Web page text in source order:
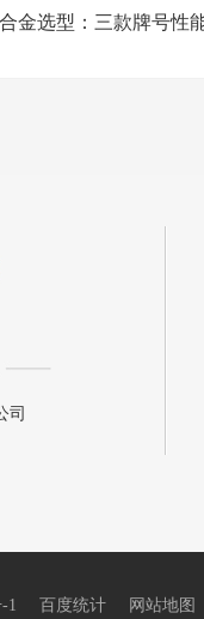
金选型：三款牌号性
司
1 百度统计 网站地图